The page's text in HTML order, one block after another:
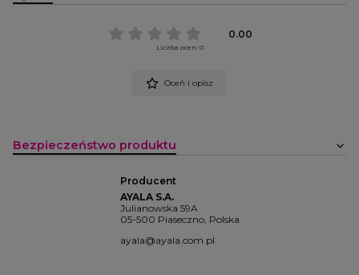
0.00
Liczba ocen: 0
Oceń i opisz
Bezpieczeństwo produktu
Producent
AYALA S.A.
Julianowska 59A
05-500 Piaseczno, Polska
ayala@ayala.com.pl